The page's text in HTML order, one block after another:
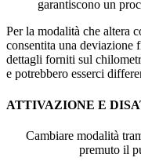
garantiscono un
Per la modalità che altera
consentita una deviazione
dettagli forniti sul
e potrebbero esserci
ATTIVAZIONE E
Cambiare modalità
premuto il